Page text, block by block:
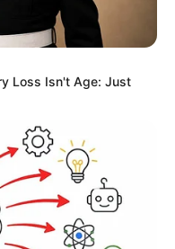
Loss Isn't Age: Just